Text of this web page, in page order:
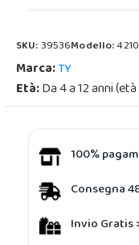
SKU:39536Modello:
Marca:TY
Età:Da 4 a 12 anni
100%
Consegna
Invio Gratis